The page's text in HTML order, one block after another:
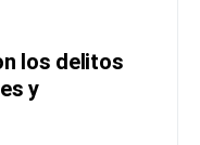
los delitos
y